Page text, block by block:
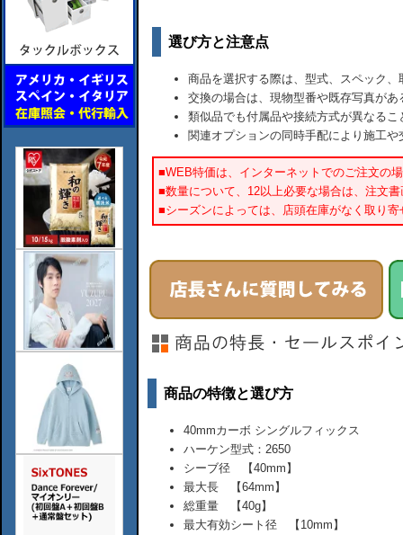
選び方と注意点
商品を選択する際は、型式、スペック
交換の場合は、現物型番や既存写真が
類似品でも付属品や接続方式が異なるこ
関連オプションの同時手配により施工
■WEB特価は、インターネットでのご注文の
■数量について、12以上必要な場合は、注文
■シーズンによっては、店頭在庫がなく取り
商品の特徴と選び方
40mmカーボ シングルフィックス
ハーケン型式：2650
シーブ径 【40mm】
最大長 【64mm】
総重量 【40g】
最大有効シート径 【10mm】